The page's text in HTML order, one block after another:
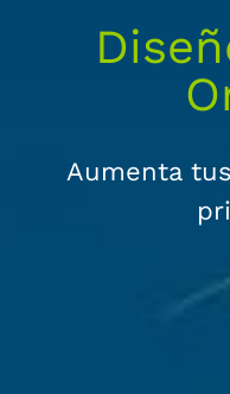
Aumenta